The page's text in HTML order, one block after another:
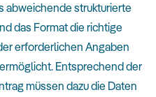
abweichende strukturierte
das Format die richtige
erforderlichen Angaben
Entsprechend der
müssen dazu die Daten